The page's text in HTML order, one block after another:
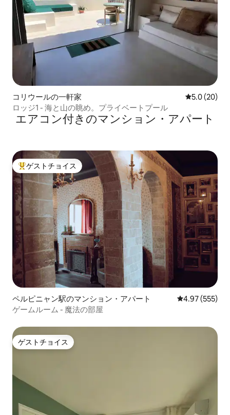
コリウールの一軒家 レビュー20
5.0 (20)
ロッジ1 - 海と山の眺め。プライベートプール
エアコン付きのマンション・アパート
大好評のゲストチョイスです。
ゲストチョイス
ペルピニャン駅のマンション・アパート レビュー555
4.97 (555)
ゲームルーム - 魔法の部屋
ゲストチョイス
ゲストチョイス